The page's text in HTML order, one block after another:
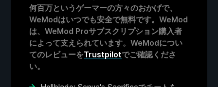
何百万というゲーマーの方々のおかげで、
WeModはいつでも安全で無料です。WeMod
は、WeMod Proサブスクリプション購入者
によって支えられています。WeModについ
てのレビューをTrustpilotでご確認くださ
い。